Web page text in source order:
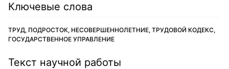
Ключевые слова
ТРУД, ПОДРОСТОК, НЕСОВЕРШЕННОЛЕТНИЕ, ТРУДОВОЙ КОДЕКС,
ГОСУДАРСТВЕННОЕ УПРАВЛЕНИЕ
Текст научной работы